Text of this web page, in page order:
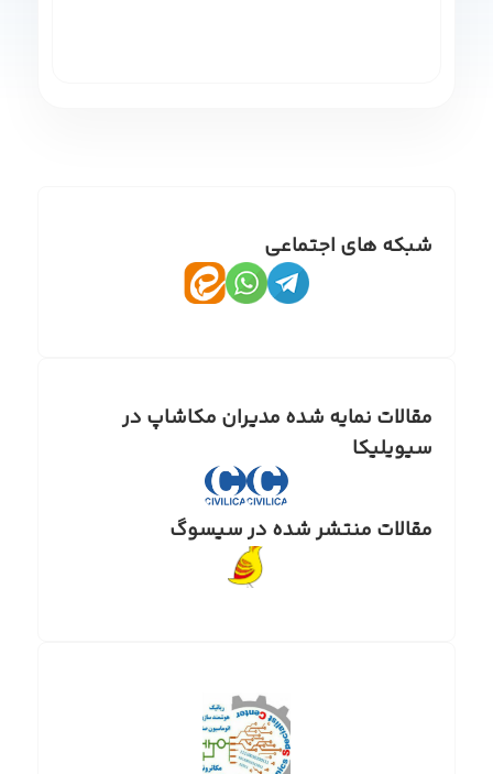
شبکه های اجتماعی
مقالات نمایه شده مدیران مکاشاپ در
سیویلیکا
مقالات منتشر شده در سیسوگ